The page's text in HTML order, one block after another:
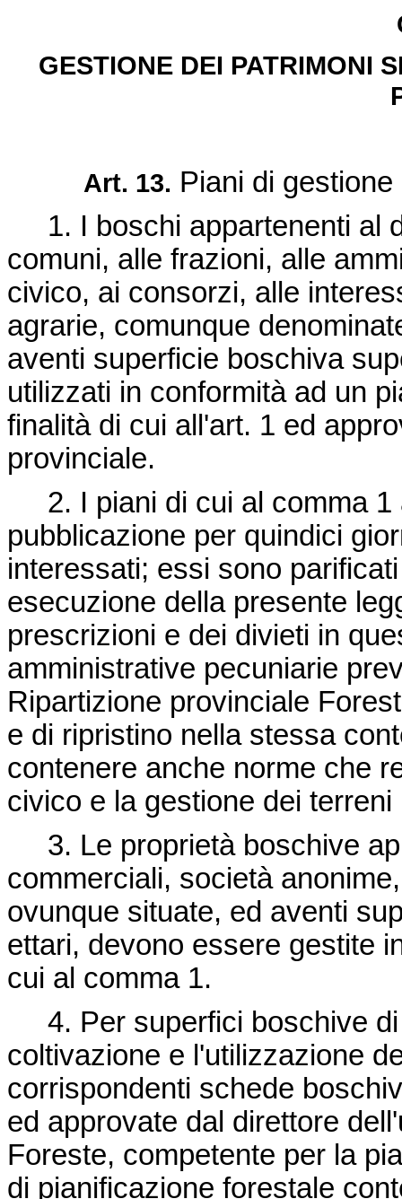
GESTIONE DEI PATRIMONI
Art. 13. Piani di
1. I boschi appartenenti al
comuni, alle frazioni, alle
civico, ai consorzi, alle
agrarie, comunque
aventi superficie boschiva
utilizzati in conformità ad un
finalità di cui all'art. 1 ed
provinciale.
2. I piani di cui al comma 1
pubblicazione per quindici
interessati; essi sono
esecuzione della presente
prescrizioni e dei divieti in
amministrative pecuniarie
Ripartizione provinciale
e di ripristino nella stessa
contenere anche norme che
civico e la gestione dei terreni
3. Le proprietà boschive
commerciali, società
ovunque situate, ed aventi
ettari, devono essere gestite
cui al comma 1.
4. Per superfici boschive di
coltivazione e l'utilizzazione
corrispondenti schede
ed approvate dal direttore
Foreste, competente per la
di pianificazione forestale